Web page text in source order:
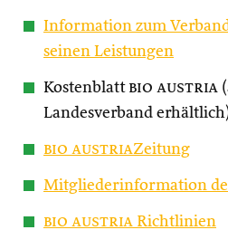
Information zum
seinen Leistungen
Kostenblatt bio austria
Landesverband
bio austriaZeitung
Mitgliederinformation
bio austria Richtlinien